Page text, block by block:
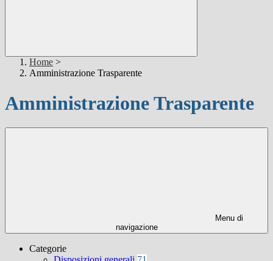
Home >
Amministrazione Trasparente
Amministrazione Trasparente
Menu di
navigazione
Categorie